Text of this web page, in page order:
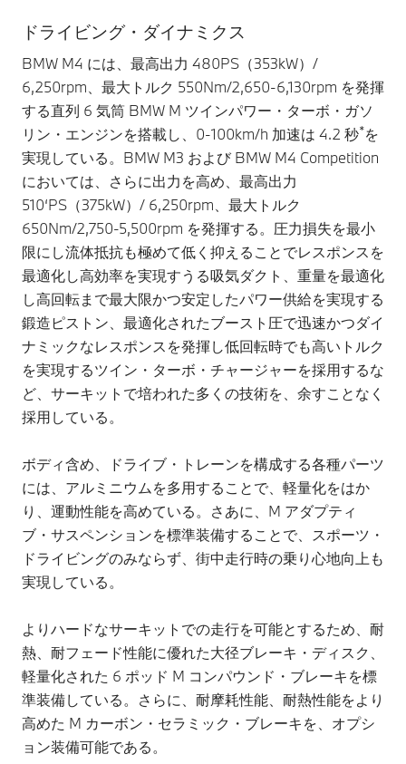
ドライビング・ダイナミクス
BMW M4 には、最高出力 480PS（353kW）/
6,250rpm、最大トルク 550Nm/2,650-6,130rpm を発揮
する直列 6 気筒 BMW M ツインパワー・ターボ・ガソ
リン・エンジンを搭載し、0-100km/h 加速は 4.2 秒*を
実現している。BMW M3 および BMW M4 Competition
においては、さらに出力を高め、最高出力
510‘PS（375kW）/ 6,250rpm、最大トルク
650Nm/2,750-5,500rpm を発揮する。圧力損失を最小
限にし流体抵抗も極めて低く抑えることでレスポンスを
最適化し高効率を実現すうる吸気ダクト、重量を最適化
し高回転まで最大限かつ安定したパワー供給を実現する
鍛造ピストン、最適化されたブースト圧で迅速かつダイ
ナミックなレスポンスを発揮し低回転時でも高いトルク
を実現するツイン・ターボ・チャージャーを採用するな
ど、サーキットで培われた多くの技術を、余すことなく
採用している。
ボディ含め、ドライブ・トレーンを構成する各種パーツ
には、アルミニウムを多用することで、軽量化をはか
り、運動性能を高めている。さあに、M アダプティ
ブ・サスペンションを標準装備することで、スポーツ・
ドライビングのみならず、街中走行時の乗り心地向上も
実現している。
よりハードなサーキットでの走行を可能とするため、耐
熱、耐フェード性能に優れた大径ブレーキ・ディスク、
軽量化された 6 ポッド M コンパウンド・ブレーキを標
準装備している。さらに、耐摩耗性能、耐熱性能をより
高めた M カーボン・セラミック・ブレーキを、オプシ
ョン装備可能である。